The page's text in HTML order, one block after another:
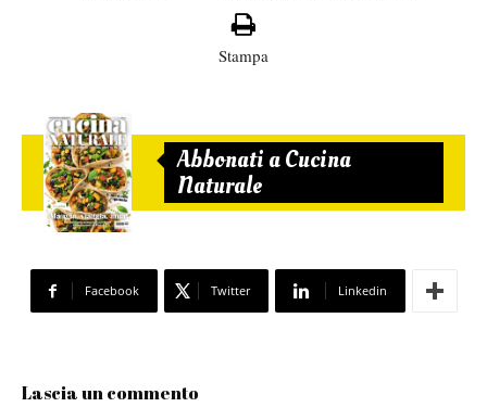
Stampa
Abbonati a Cucina
Naturale
Facebook Twitter Linkedin
Lascia un commento